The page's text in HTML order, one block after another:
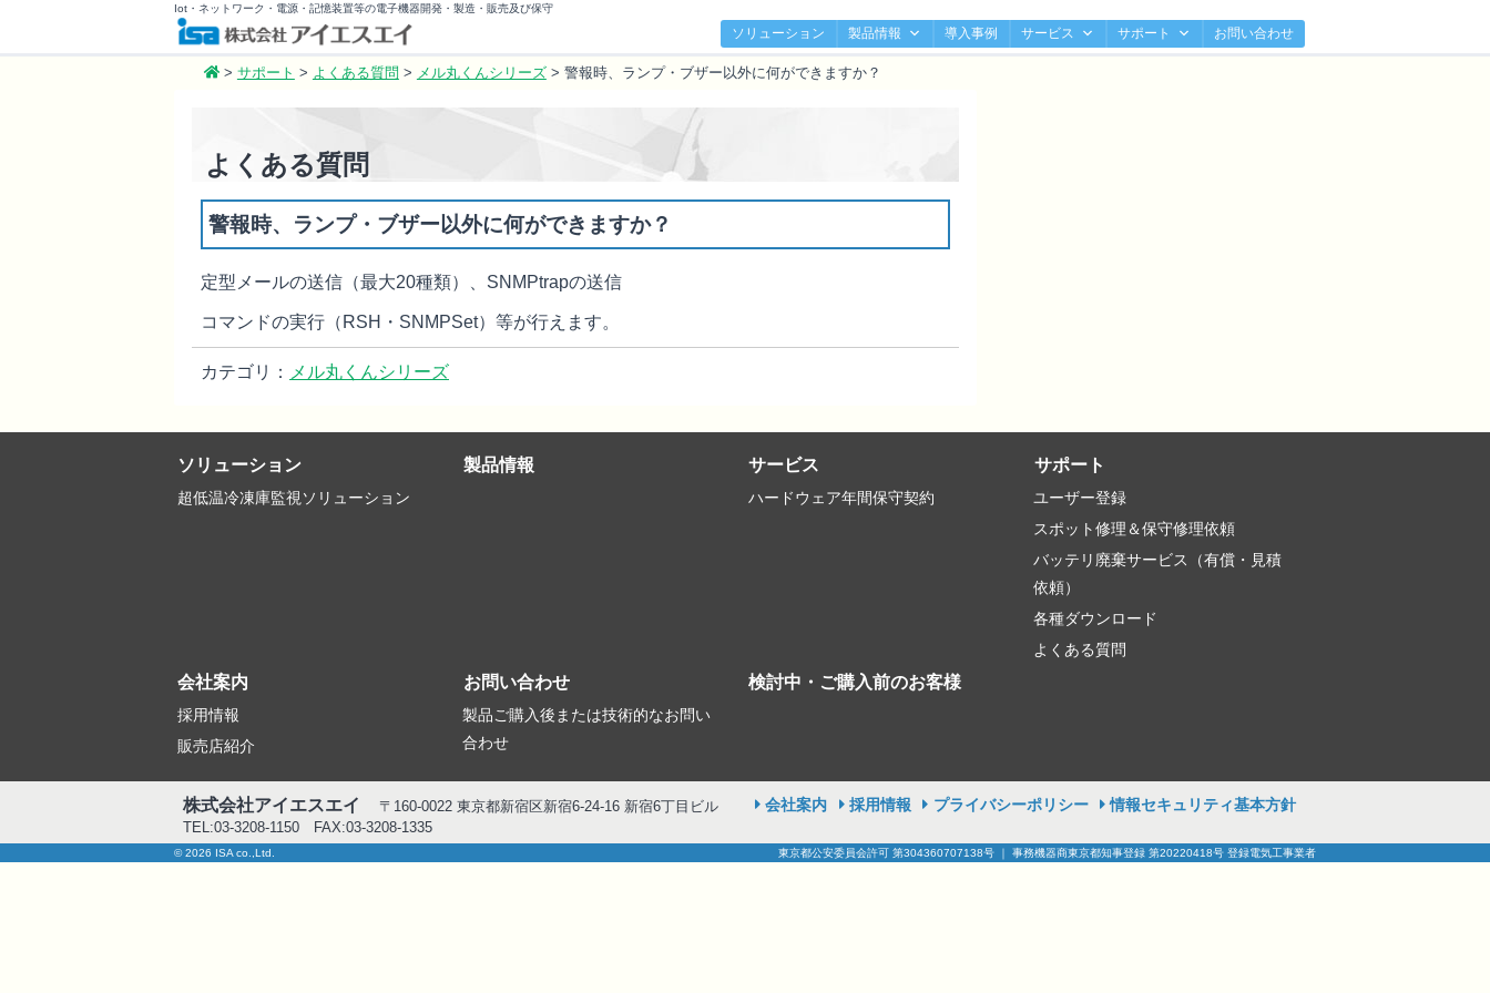
Iot・ネットワーク・電源・記憶装置等の電子機器開発・製造・販売及び保守
ソリューション 製品情報 導入事例 サービス サポート お問い合わせ
> サポート > よくある質問 > メル丸くんシリーズ> 警報時、ランプ・ブザー以外に何ができますか？
よくある質問
警報時、ランプ・ブザー以外に何ができますか？
定型メールの送信（最大20種類）、 SNMPtrapの送信
コマンドの実行（ RSH ・ SNMPSet）等が行えます。
カテゴリ： メル丸くんシリーズ
ソリューション
超低温冷凍庫監視ソリューション
製品情報 サービス
ハードウェア年間保守契約
サポート
ユーザー登録
スポット修理＆保守修理依頼
バッテリ廃棄サービス（有償・見積
依頼）
各種ダウンロード
よくある質問
会社案内
採用情報
販売店紹介
お問い合わせ
製品ご購入後または技術的なお問い
合わせ
検討中・ご購入前のお客様
会社案内 採用情報 プライバシーポリシー 情報セキュリティ基本方針
株式会社アイエスエイ
〒160-0022 東京都新宿区新宿6-24-16 新宿6丁目ビル
TEL:03-3208-1150 FAX:03-3208-1335
© 2026 ISA co.,Ltd. 東京都公安委員会許可 第304360707138号 ｜ 事務機器商東京都知事登録 第20220418号 登録電気工事業者